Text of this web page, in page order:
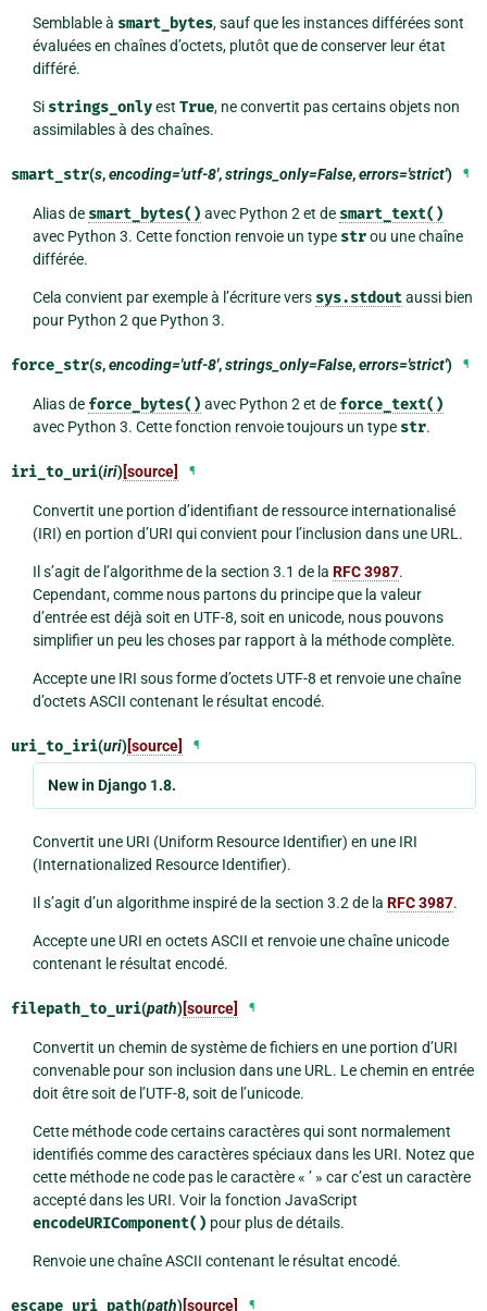
Semblable à smart_bytes, sauf que les instances différées sont
évaluées en chaînes d’octets, plutôt que de conserver leur état
différé.
Si strings_onlyest True, ne convertit pas certains objets non
assimilables à des chaînes.
smart_str(s,encoding='utf-8',strings_only=False,errors='strict') ¶
Alias de smart_bytes() avec Python 2 et de smart_text()
avec Python 3. Cette fonction renvoie un type strou une chaîne
différée.
Cela convient par exemple à l’écriture vers sys.stdoutaussi bien
pour Python 2 que Python 3.
force_str(s,encoding='utf-8',strings_only=False,errors='strict') ¶
Alias de force_bytes() avec Python 2 et de force_text()
avec Python 3. Cette fonction renvoie toujours un type str.
iri_to_uri(iri)[source] ¶
Convertit une portion d’identifiant de ressource internationalisé
(IRI) en portion d’URI qui convient pour l’inclusion dans une URL.
Il s’agit de l’algorithme de la section 3.1 de la RFC 3987.
Cependant, comme nous partons du principe que la valeur
d’entrée est déjà soit en UTF-8, soit en unicode, nous pouvons
simplifier un peu les choses par rapport à la méthode complète.
Accepte une IRI sous forme d’octets UTF-8 et renvoie une chaîne
d’octets ASCII contenant le résultat encodé.
uri_to_iri(uri)[source] ¶
New in Django 1.8.
Convertit une URI (Uniform Resource Identifier) en une IRI
(Internationalized Resource Identifier).
Il s’agit d’un algorithme inspiré de la section 3.2 de la RFC 3987.
Accepte une URI en octets ASCII et renvoie une chaîne unicode
contenant le résultat encodé.
filepath_to_uri(path)[source] ¶
Convertit un chemin de système de fichiers en une portion d’URI
convenable pour son inclusion dans une URL. Le chemin en entrée
doit être soit de l’UTF-8, soit de l’unicode.
Cette méthode code certains caractères qui sont normalement
identifiés comme des caractères spéciaux dans les URI. Notez que
cette méthode ne code pas le caractère « ’ » car c’est un caractère
accepté dans les URI. Voir la fonction JavaScript
encodeURIComponent() pour plus de détails.
Renvoie une chaîne ASCII contenant le résultat encodé.
escape_uri_path(path)[source] ¶